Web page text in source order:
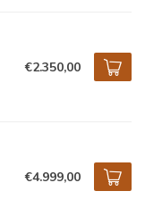
€2.350,00
€4.999,00